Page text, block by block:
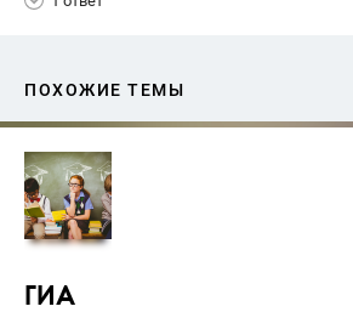
ПОХОЖИЕ ТЕМЫ
ГИА